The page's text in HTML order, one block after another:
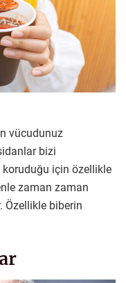
vücudunuz
bizi
için özellikle
zaman zaman
Özellikle biberin